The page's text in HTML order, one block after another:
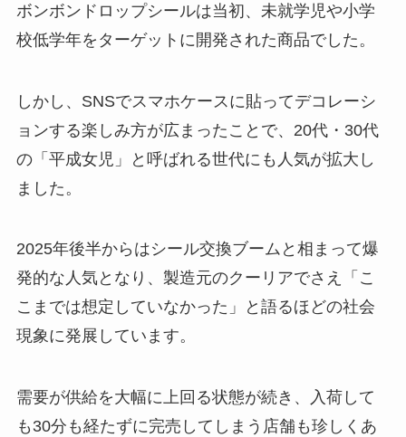
ボンボンドロップシールは当初、未就学児や小学
校低学年をターゲットに開発された商品でした。
しかし、SNSでスマホケースに貼ってデコレーシ
ョンする楽しみ方が広まったことで、20代・30代
の「平成女児」と呼ばれる世代にも人気が拡大し
ました。
2025年後半からはシール交換ブームと相まって爆
発的な人気となり、製造元のクーリアでさえ「こ
こまでは想定していなかった」と語るほどの社会
現象に発展しています。
需要が供給を大幅に上回る状態が続き、入荷して
も30分も経たずに完売してしまう店舗も珍しくあ